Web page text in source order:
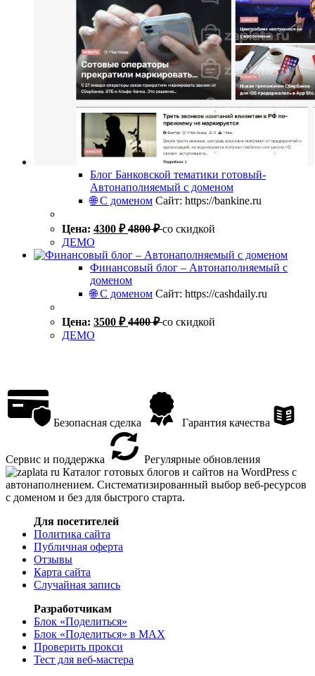
Блог Банковской тематики готовый-
Автонаполняемый с доменом
🌐 С доменом Сайт: https://bankine.ru
Цена: 4300 ₽ 4800₽ со скидкой
ДЕМО
Финансовый блог – Автонаполняемый с
доменом
🌐 С доменом Сайт: https://cashdaily.ru
Цена: 3500 ₽ 4400₽ со скидкой
ДЕМО
Безопасная сделка Гарантия качества
Сервис и поддержка
Регулярные обновления
Каталог готовых блогов и сайтов на WordPress с
автонаполнением. Систематизированный выбор веб-ресурсов
с доменом и без для быстрого старта.
Для посетителей
Политика сайта
Публичная оферта
Отзывы
Карта сайта
Случайная запись
Разработчикам
Блок «Поделиться»
Блок «Поделиться» в MAX
Проверить прокси
Тест для веб-мастера